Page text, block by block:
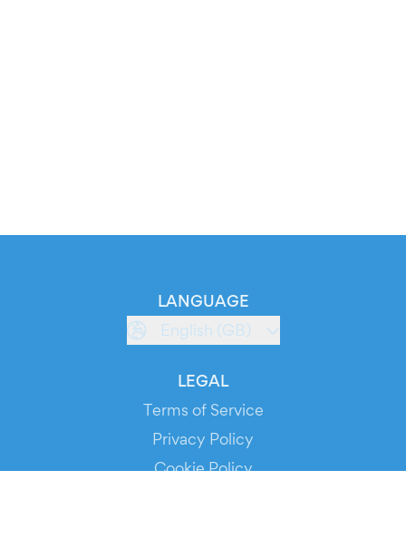
LANGUAGE
English (GB)
LEGAL
Terms of Service
Privacy Policy
Cookie Policy